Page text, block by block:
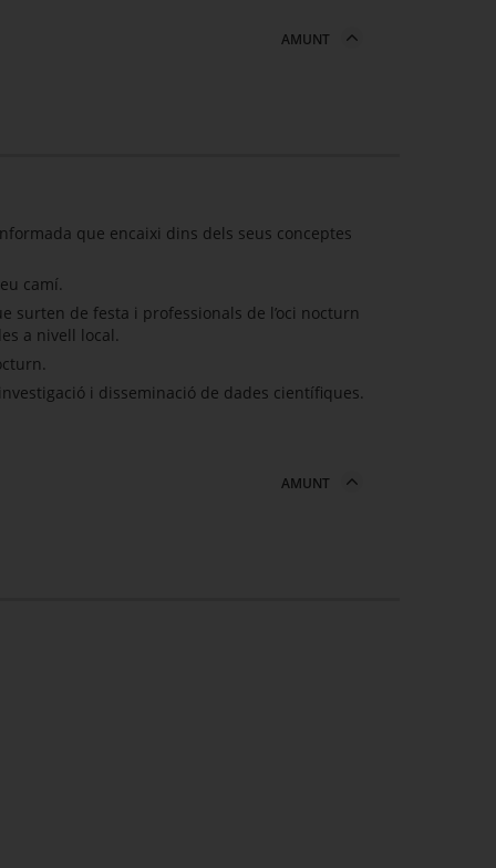
AMUNT
que encaixi dins dels seus conceptes
camí.
surten de festa i professionals de l’oci nocturn
a nivell local.
i disseminació de dades científiques.
AMUNT